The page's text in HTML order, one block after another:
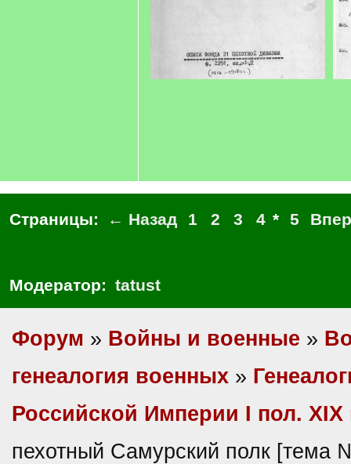
Страницы: ← Назад 1 2 3 4 * 5
Модератор: tatust
Форум » Войны и военные »
генеалогия военных »
Российской Империи I пол. XIX
пехотный Самурский полк [тема